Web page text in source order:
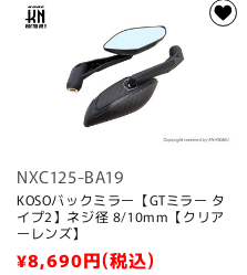
価
NXC125-BA19
KOSOバックミラー【GTミラー タ
イプ2】ネジ径 8/10mm【クリア
ーレンズ】
通
¥8,690円(税込)